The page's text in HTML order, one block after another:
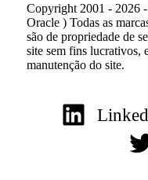
Copyright 2001 - 2026
Oracle ) Todas as
são de propriedade de
site sem fins lucrativos,
manutenção do site.